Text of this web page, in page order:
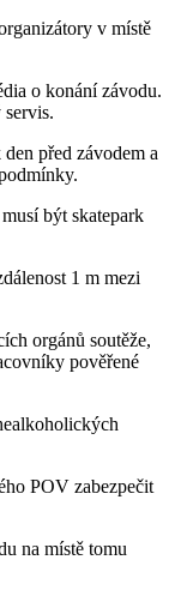
v místě
o konání závodu.
před závodem a
být skatepark
1 m mezi
orgánů soutěže,
pověřené
POV zabezpečit
na místě tomu